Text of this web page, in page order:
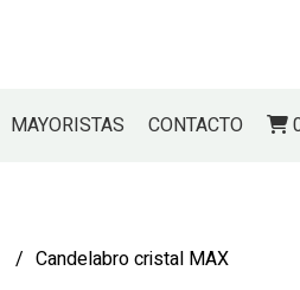
MAYORISTAS CONTACTO
Candelabro cristal MAX